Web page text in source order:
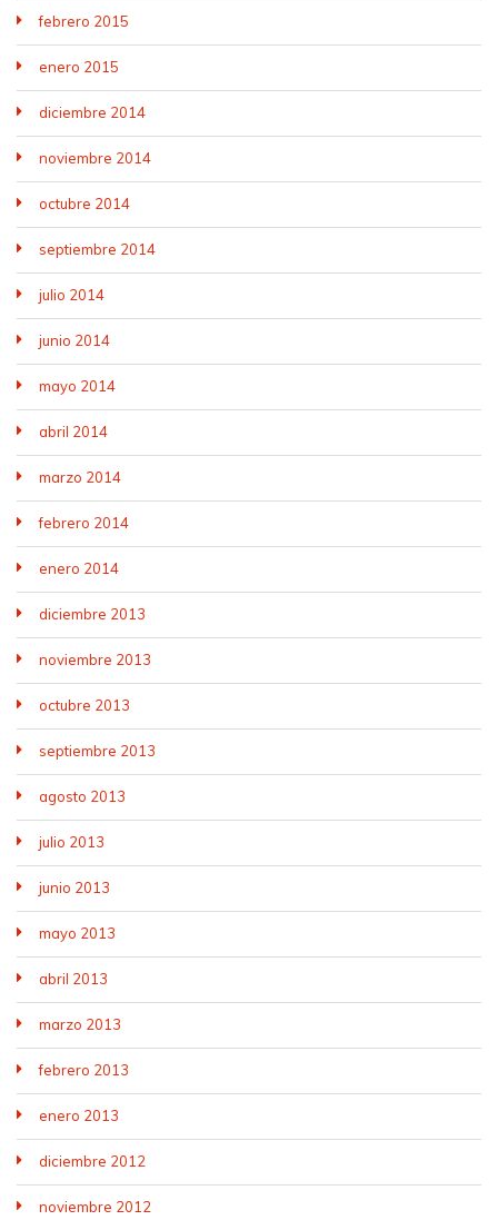
febrero 2015
enero 2015
diciembre 2014
noviembre 2014
octubre 2014
septiembre 2014
julio 2014
junio 2014
mayo 2014
abril 2014
marzo 2014
febrero 2014
enero 2014
diciembre 2013
noviembre 2013
octubre 2013
septiembre 2013
agosto 2013
julio 2013
junio 2013
mayo 2013
abril 2013
marzo 2013
febrero 2013
enero 2013
diciembre 2012
noviembre 2012